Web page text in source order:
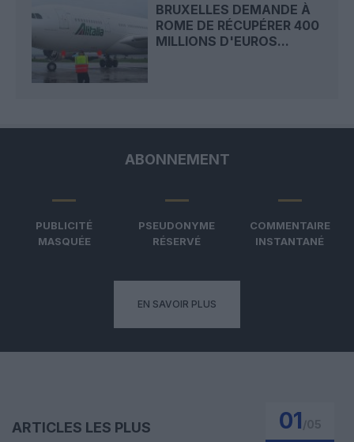
BRUXELLES DEMANDE À
ROME DE RÉCUPÉRER 400
MILLIONS D'EUROS...
ABONNEMENT
PUBLICITÉ
MASQUÉE
PSEUDONYME
RÉSERVÉ
COMMENTAIRE
INSTANTANÉ
EN SAVOIR PLUS
ARTICLES LES PLUS
01